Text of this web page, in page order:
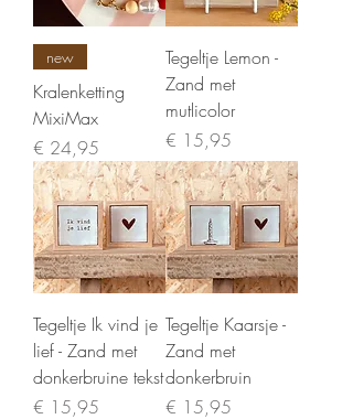
new
Kralenketting
MixiMax
Prijs
€ 24,95
Tegeltje Lemon -
Zand met
mutlicolor
Prijs
€ 15,95
Tegeltje Ik vind je
lief - Zand met
donkerbruine tekst
Prijs
€ 15,95
Tegeltje Kaarsje -
Zand met
donkerbruin
Prijs
€ 15,95